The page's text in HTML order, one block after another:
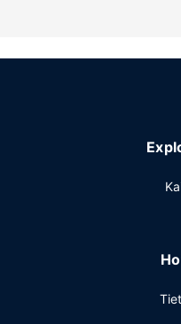
Käytössäsi on express-
vastaanotto. Tämä
kokoushuone. Palveluihin